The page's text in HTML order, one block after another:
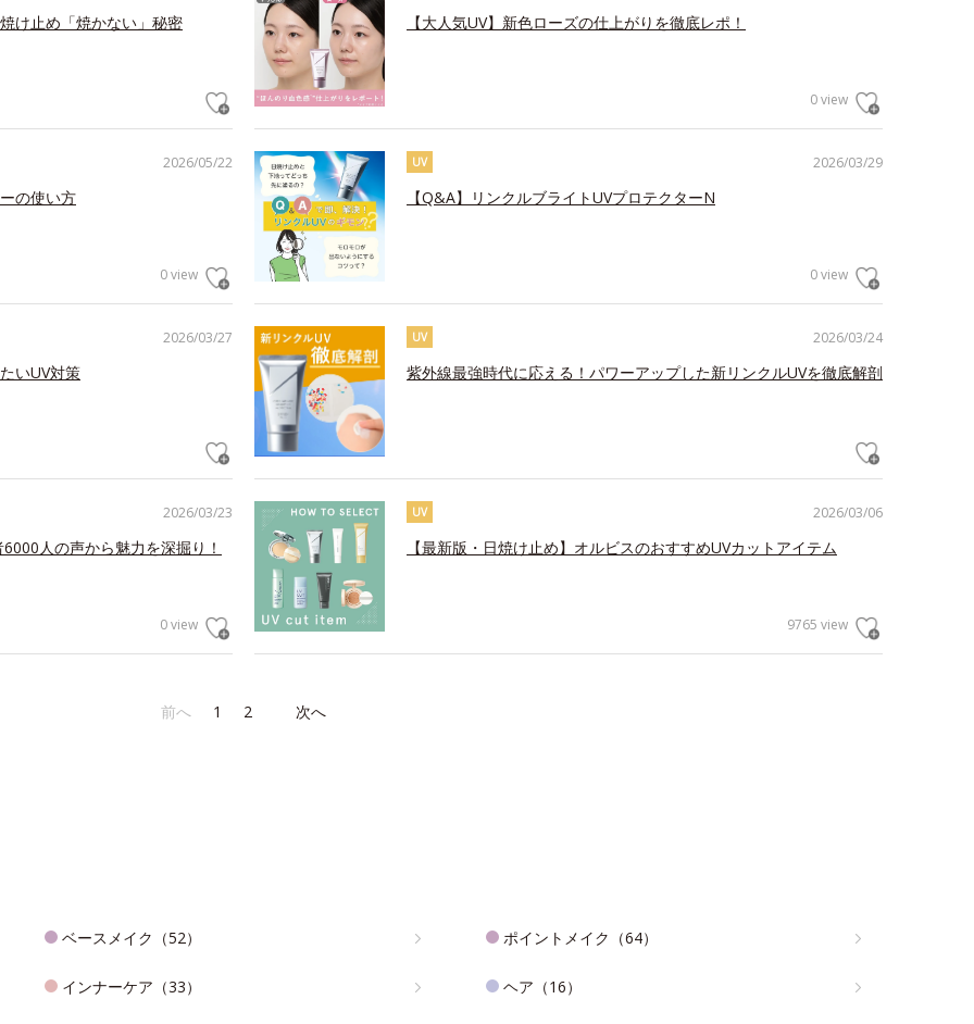
け止め「焼かない」秘密 【大人気UV】新色ローズの仕上がりを徹底レポ！
0 view
2026/05/22
の使い方
0 view
2026/03/29
UV
【Q&A】リンクルブライトUVプロテクターN
0 view
2026/03/27
いUV対策
2026/03/24
UV
紫外線最強時代に応える！パワーアップした新リンクルUVを徹底解剖
2026/03/23
人の声から魅力を深掘り！
0 view
2026/03/06
UV
【最新版・日焼け止め】オルビスのおすすめUVカットアイテム
9765 view
前へ 1 2 次へ
ベースメイク（52） ポイントメイク（64）
インナーケア（33） ヘア（16）